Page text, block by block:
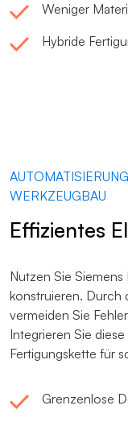
Weniger
Hybride
WERKZEUGBAU
Effizientes
Nutzen Sie
konstruieren. Durch
vermeiden Sie
Integrieren Sie
Fertigungskette für
Grenzenlose